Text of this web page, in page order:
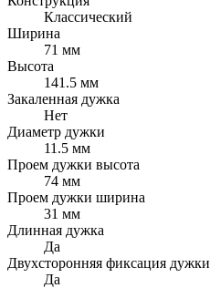
Классический
Ширина
71 мм
Высота
141.5 мм
Закаленная дужка
Нет
Диаметр дужки
11.5 мм
Проем дужки высота
74 мм
Проем дужки ширина
31 мм
Длинная дужка
Да
Двухсторонняя фиксация дужки
Да